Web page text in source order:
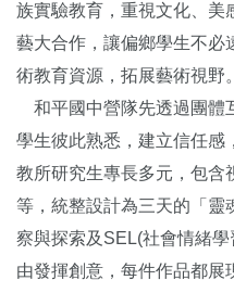
族實驗教育，重視文化、美
藝大合作，讓偏鄉學生不必
術教育資源，拓展藝術視野。
和平國中營隊先透過團體
學生彼此熟悉，建立信任感
教所研究生專長多元，包含
等，統整設計為三天的「靈
察與探索及SEL(社會情緒
由發揮創意，每件作品都展